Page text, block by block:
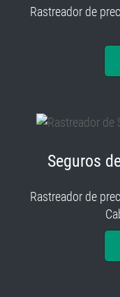
Rastreador de
Seguros
Rastreador de